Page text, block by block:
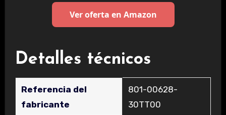
Ver oferta en Amazon
Detalles técnicos
Referencia del
fabricante
‎801-00628-
30TT00